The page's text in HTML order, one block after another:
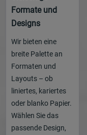
Formate und
Designs
Wir bieten eine
breite Palette an
Formaten und
Layouts – ob
liniertes, kariertes
oder blanko Papier.
Wählen Sie das
passende Design,